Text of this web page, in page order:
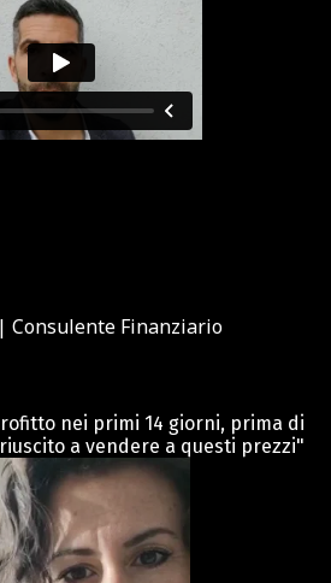
| Consulente Finanziario
nei primi 14 giorni, prima di
a vendere a questi prezzi"